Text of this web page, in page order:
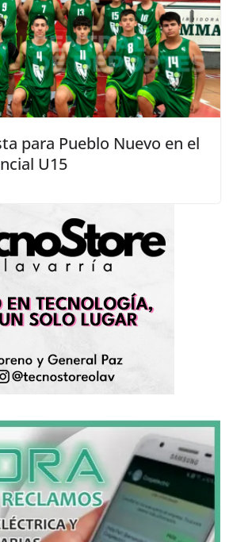
para Pueblo Nuevo en el
U15